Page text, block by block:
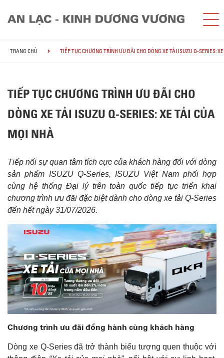
TRANG CHỦ TIẾP TỤC CHƯƠNG TRÌNH ƯU ĐÃI CHO DÒNG XE TẢI ISUZU Q-SERIES:
TIẾP TỤC CHƯƠNG TRÌNH ƯU ĐÃI CHO
DÒNG XE TẢI ISUZU Q-SERIES: XE TẢI CỦA
MỌI NHÀ
Tiếp nối sự quan tâm tích cực của khách hàng đối với dòng
sản phẩm ISUZU Q-Series, ISUZU Việt Nam phối hợp
cùng hệ thống Đại lý trên toàn quốc tiếp tục triển khai
chương trình ưu đãi đặc biệt dành cho dòng xe tải Q-Series
đến hết ngày 31/07/2026.
Chương trình ưu đãi đồng hành cùng khách hàng
Dòng xe Q-Series đã trở thành biểu tượng quen thuộc với